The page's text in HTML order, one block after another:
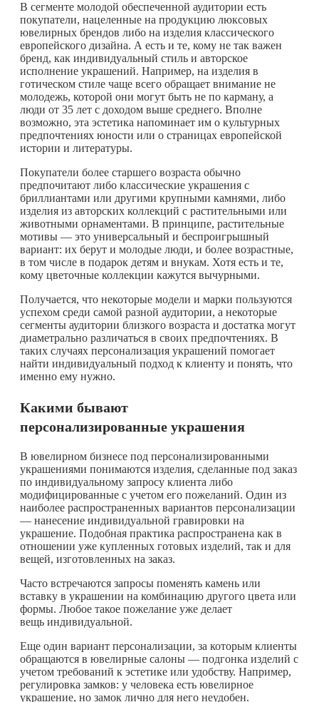
В сегменте молодой обеспеченной аудитории есть
покупатели, нацеленные на продукцию люксовых
ювелирных брендов либо на изделия классического
европейского дизайна. А есть и те, кому не так важен
бренд, как индивидуальный стиль и авторское
исполнение украшений. Например, на изделия в
готическом стиле чаще всего обращает внимание не
молодежь, которой они могут быть не по карману, а
люди от 35 лет с доходом выше среднего. Вполне
возможно, эта эстетика напоминает им о культурных
предпочтениях юности или о страницах европейской
истории и литературы.
Покупатели более старшего возраста обычно
предпочитают либо классические украшения с
бриллиантами или другими крупными камнями, либо
изделия из авторских коллекций с растительными или
животными орнаментами. В принципе, растительные
мотивы — это универсальный и беспроигрышный
вариант: их берут и молодые люди, и более возрастные,
в том числе в подарок детям и внукам. Хотя есть и те,
кому цветочные коллекции кажутся вычурными.
Получается, что некоторые модели и марки пользуются
успехом среди самой разной аудитории, а некоторые
сегменты аудитории близкого возраста и достатка могут
диаметрально различаться в своих предпочтениях. В
таких случаях персонализация украшений помогает
найти индивидуальный подход к клиенту и понять, что
именно ему нужно.
Какими бывают
персонализированные украшения
В ювелирном бизнесе под персонализированными
украшениями понимаются изделия, сделанные под заказ
по индивидуальному запросу клиента либо
модифицированные с учетом его пожеланий. Один из
наиболее распространенных вариантов персонализации
— нанесение индивидуальной гравировки на
украшение. Подобная практика распространена как в
отношении уже купленных готовых изделий, так и для
вещей, изготовленных на заказ.
Часто встречаются запросы поменять камень или
вставку в украшении на комбинацию другого цвета или
формы. Любое такое пожелание уже делает
вещь индивидуальной.
Еще один вариант персонализации, за которым клиенты
обращаются в ювелирные салоны — подгонка изделий с
учетом требований к эстетике или удобству. Например,
регулировка замков: у человека есть ювелирное
украшение, но замок лично для него неудобен.